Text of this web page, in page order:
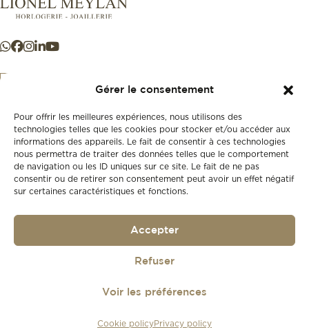
Gérer le consentement
Pour offrir les meilleures expériences, nous utilisons des
technologies telles que les cookies pour stocker et/ou accéder aux
informations des appareils. Le fait de consentir à ces technologies
nous permettra de traiter des données telles que le comportement
de navigation ou les ID uniques sur ce site. Le fait de ne pas
consentir ou de retirer son consentement peut avoir un effet négatif
sur certaines caractéristiques et fonctions.
Accepter
Refuser
Voir les préférences
Cookie policyPrivacy policy
New
Second-hand
Our history
Gift card
+41 21 925 50 50
agence web troisdeuxun.ch